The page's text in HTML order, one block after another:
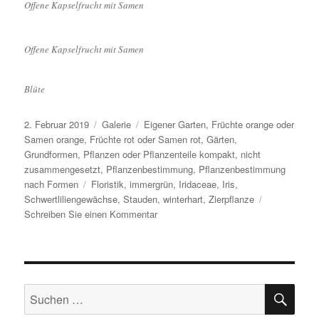
Offene Kapselfrucht mit Samen
Offene Kapselfrucht mit Samen
Blüte
Veröffentlicht
am
2. Februar 2019 Format
Galerie Kategorien
Eigener Garten, Früchte orange oder
Samen orange, Früchte rot oder Samen rot,Gärten,
Grundformen, Pflanzen oder Pflanzenteile kompakt, nicht
zusammengesetzt, Pflanzenbestimmung, Pflanzenbestimmung
nach Formen
Schlagwörter
Floristik,immergrün, Iridaceae, Iris,
Schwertliliengewächse,Stauden,winterhart,Zierpflanze
Schreiben Sie einen Kommentarzu
Suche
nach: